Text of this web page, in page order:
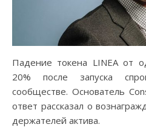
Падение токена LINEA от
20% после запуска
сообществе. Основатель
ответ рассказал о
держателей актива.